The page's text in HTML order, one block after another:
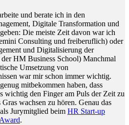
und berate ich in den
Digitale Transformation und
Die meiste Zeit davon war ich
Consulting und freiberuflich) oder
und Digitalisierung der
HM Business School) Manchmal
Umsetzung von
war mir schon immer wichtig.
mitbekommen haben, dass
wichtig den Finger am Puls der Zeit zu
wachsen zu hören. Genau das
Jurymitglied beim HR Start-up
.